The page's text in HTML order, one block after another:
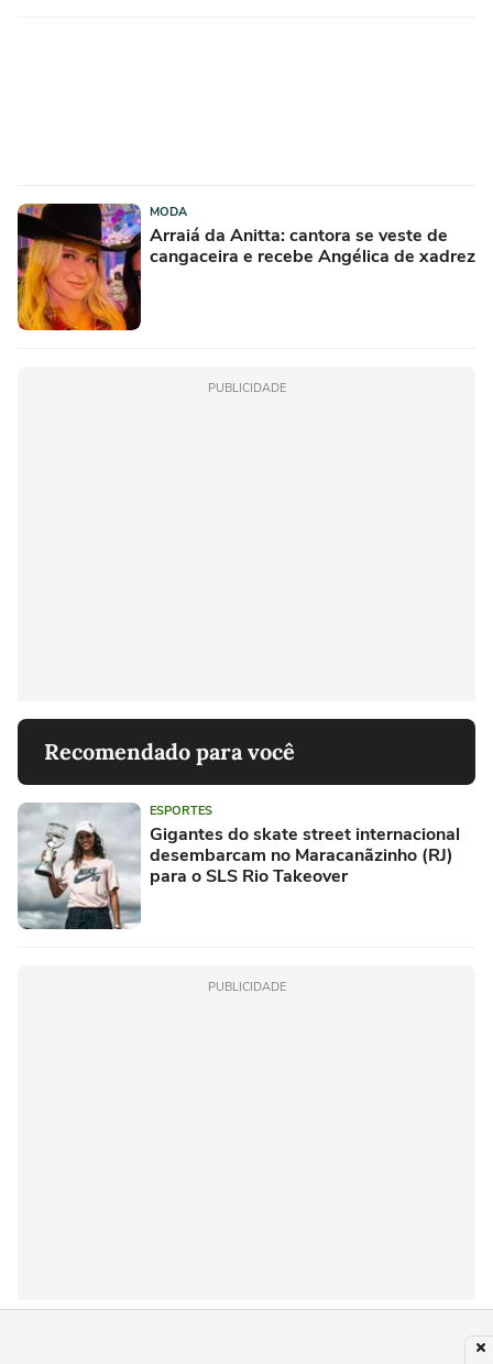
MODA
Arraiá da Anitta: cantora se veste de
cangaceira e recebe Angélica de xadrez
PUBLICIDADE
Recomendado para você
ESPORTES
Gigantes do skate street internacional
desembarcam no Maracanãzinho (RJ)
para o SLS Rio Takeover
PUBLICIDADE